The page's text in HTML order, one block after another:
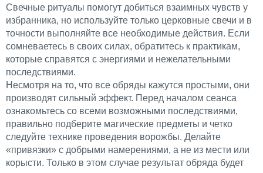
Свечные ритуалы помогут добиться взаимных чувств у
избранника, но используйте только церковные свечи и в
точности выполняйте все необходимые действия. Если
сомневаетесь в своих силах, обратитесь к практикам,
которые справятся с энергиями и нежелательными
последствиями.
Несмотря на то, что все обряды кажутся простыми, они
производят сильный эффект. Перед началом сеанса
ознакомьтесь со всеми возможными последствиями,
правильно подберите магические предметы и четко
следуйте технике проведения ворожбы. Делайте
«привязки» с добрыми намерениями, а не из мести или
корысти. Только в этом случае результат обряда будет